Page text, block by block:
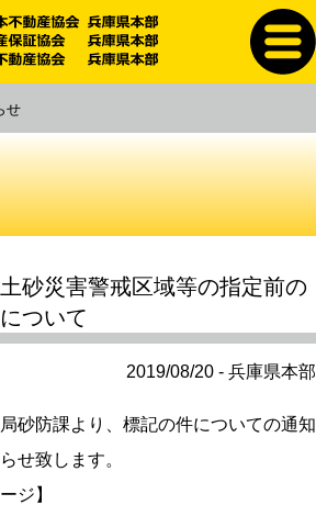
せ
砂災害警戒区域等の指定前の
ついて
2019/08/20 - 兵庫県本部
砂防課より、標記の件についての通知
せ致します。
ジ】